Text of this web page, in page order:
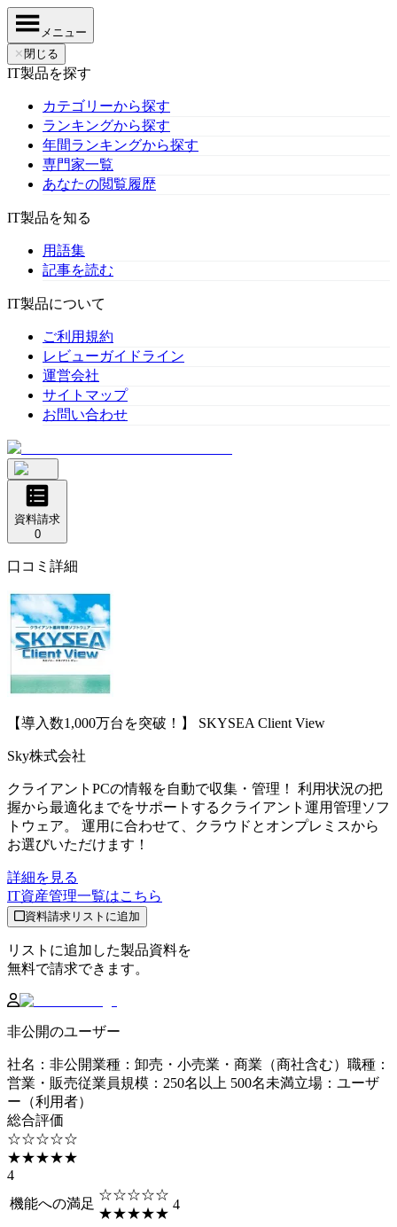
メニュー
✕ 閉じる
IT製品を探す
カテゴリーから探す
ランキングから探す
年間ランキングから探す
専門家一覧
あなたの閲覧履歴
IT製品を知る
用語集
記事を読む
IT製品について
ご利用規約
レビューガイドライン
運営会社
サイトマップ
お問い合わせ
資料請求
0
口コミ詳細
【導入数1,000万台を突破！】 SKYSEA Client View
Sky株式会社
クライアントPCの情報を自動で収集・管理！ 利用状況の把
握から最適化までをサポートするクライアント運用管理ソフ
トウェア。 運用に合わせて、クラウドとオンプレミスから
お選びいただけます！
詳細を見る
IT資産管理一覧はこちら
資料請求リストに追加
リストに追加した製品資料を
無料で請求できます。
非公開のユーザー
社名 ： 非公開業種 ： 卸売・小売業・商業（商社含む） 職種 ：
営業・販売従業員規模 ： 250名以上 500名未満立場 ： ユーザ
ー（利用者）
総合評価
☆☆☆☆☆
★★★★★
4
機能への満足
☆☆☆☆☆
★★★★★
4